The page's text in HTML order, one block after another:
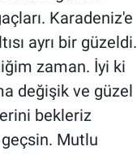
Karadeniz'e
ayrı bir güzeldi.
zaman. İyi ki
değişik ve güzel
bekleriz
Mutlu